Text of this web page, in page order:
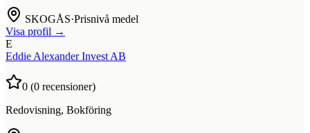
SKOGÅS·Prisnivå medel
Visa profil →
E
Eddie Alexander Invest AB
0 (0 recensioner)
Redovisning, Bokföring